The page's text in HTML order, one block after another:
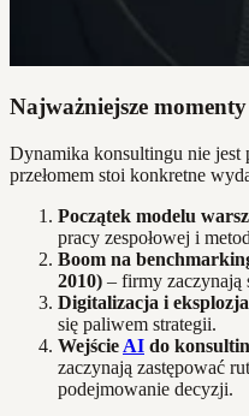
Najważniejsze
Dynamika konsultingu nie jest
przełomem stoi konkretne
Początek modelu
pracy zespołowej i
Boom na
2010) – firmy zaczynają
Digitalizacja i eksplozja
się paliwem strategii.
Wejście AI do
zaczynają zastępować
podejmowanie decyzji.